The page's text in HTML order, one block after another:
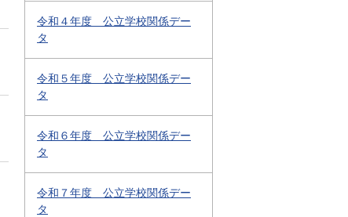
令和４年度 公立学校関係デー
タ
令和５年度 公立学校関係デー
タ
令和６年度 公立学校関係デー
タ
令和７年度 公立学校関係デー
タ